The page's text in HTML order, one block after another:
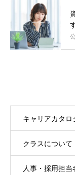
キャリアカタロ
クラスについて
人事・採用担当